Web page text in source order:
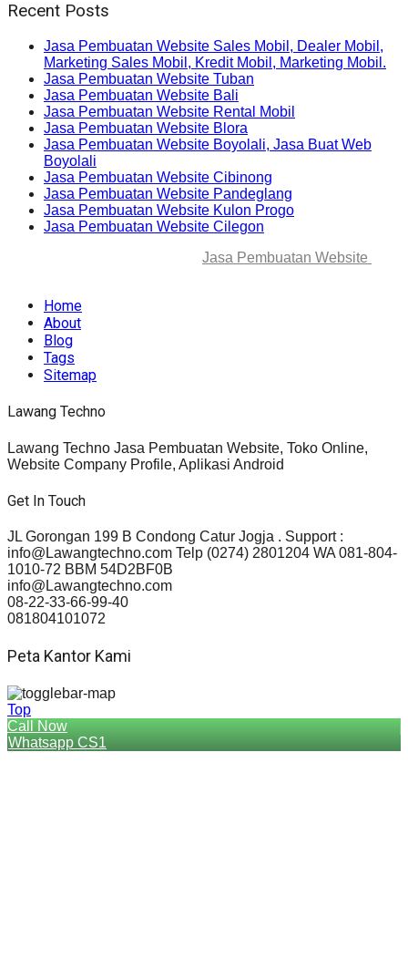
Recent Posts
Jasa Pembuatan Website Sales Mobil, Dealer Mobil,
Marketing Sales Mobil, Kredit Mobil, Marketing Mobil.
Jasa Pembuatan Website Tuban
Jasa Pembuatan Website Bali
Jasa Pembuatan Website Rental Mobil
Jasa Pembuatan Website Blora
Jasa Pembuatan Website Boyolali, Jasa Buat Web
Boyolali
Jasa Pembuatan Website Cibinong
Jasa Pembuatan Website Pandeglang
Jasa Pembuatan Website Kulon Progo
Jasa Pembuatan Website Cilegon
Jasa Pembuatan Website
Home
About
Blog
Tags
Sitemap
Lawang Techno
Lawang Techno Jasa Pembuatan Website, Toko Online,
Website Company Profile, Aplikasi Android
Get In Touch
JL Gorongan 199 B Condong Catur Jogja . Support :
info@Lawangtechno.com Telp (0274) 2801204 WA 081-804-
1010-72 BBM 54D2BF0B
info@Lawangtechno.com
08-22-33-66-99-40
081804101072
Peta Kantor Kami
Top
Call Now
Whatsapp CS1